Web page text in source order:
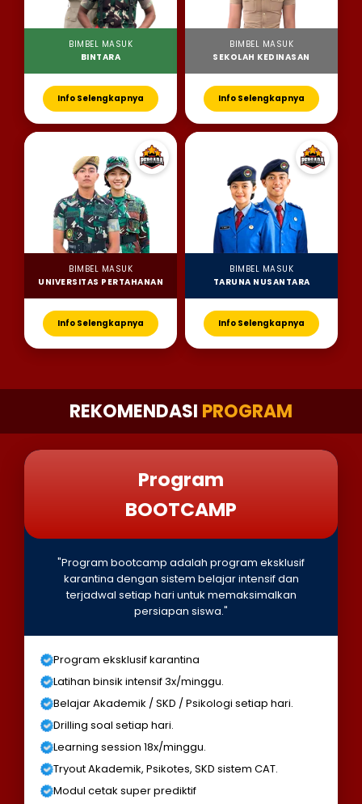
BIMBEL MASUK
BINTARA
Info Selengkapnya
BIMBEL MASUK
SEKOLAH KEDINASAN
Info Selengkapnya
BIMBEL MASUK
UNIVERSITAS PERTAHANAN
Info Selengkapnya
BIMBEL MASUK
TARUNA NUSANTARA
Info Selengkapnya
REKOMENDASI PROGRAM
Program
BOOTCAMP
"Program bootcamp adalah program eksklusif
karantina dengan sistem belajar intensif dan
terjadwal setiap hari untuk memaksimalkan
persiapan siswa."
Program eksklusif karantina
Latihan binsik intensif 3x/minggu.
Belajar Akademik / SKD / Psikologi setiap hari.
Drilling soal setiap hari.
Learning session 18x/minggu.
Tryout Akademik, Psikotes, SKD sistem CAT.
Modul cetak super prediktif